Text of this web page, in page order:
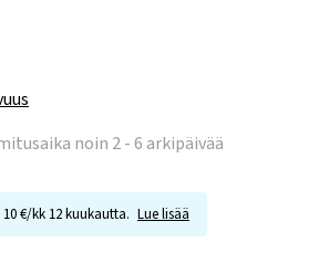
noin 2 - 6 arkipäivää
10 €/kk 12 kuukautta. Lue lisää